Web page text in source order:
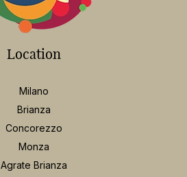
Location
Milano
Brianza
Concorezzo
Monza
Agrate Brianza